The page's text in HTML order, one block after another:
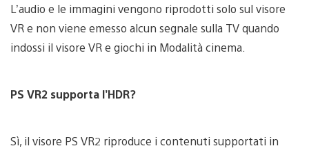
L’audio e le immagini vengono riprodotti solo sul visore
VR e non viene emesso alcun segnale sulla TV quando
indossi il visore VR e giochi in Modalità cinema.
PS VR2 supporta l’HDR?
Sì, il visore PS VR2 riproduce i contenuti supportati in